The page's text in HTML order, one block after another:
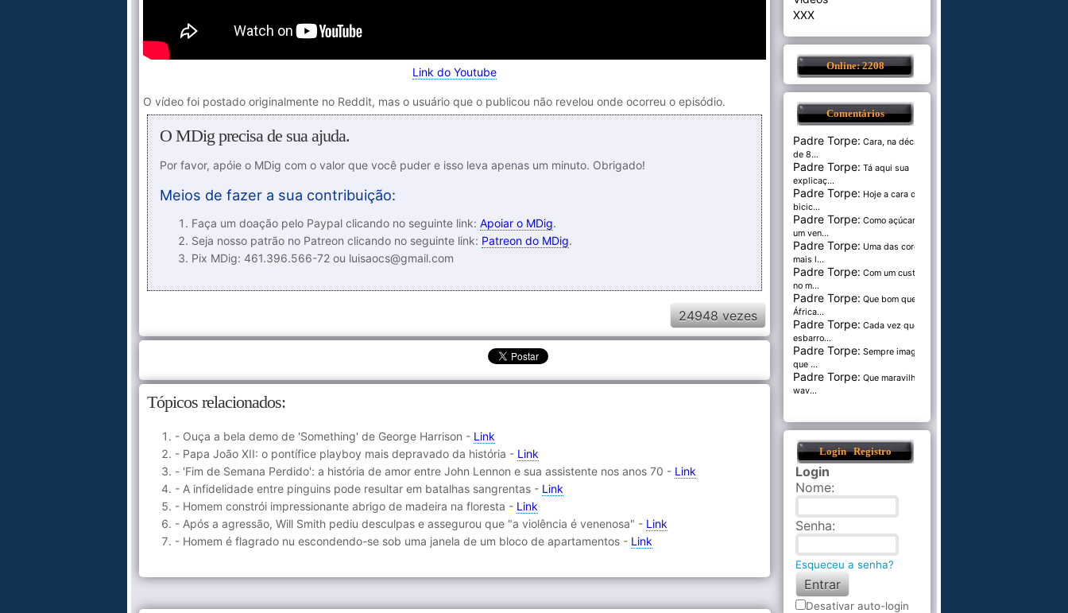
Link do Youtube
O vídeo foi postado originalmente no Reddit, mas o usuário que o publicou não revelou onde ocorreu o episódio.
O MDig precisa de sua ajuda.
Por favor, apóie o MDig com o valor que você puder e isso leva apenas um minuto. Obrigado!
Meios de fazer a sua contribuição:
Faça um doação pelo Paypal clicando no seguinte link: Apoiar o MDig.
Seja nosso patrão no Patreon clicando no seguinte link: Patreon do MDig.
Pix MDig: 461.396.566-72 ou luisaocs@gmail.com
24948 vezes
Tópicos relacionados:
- Ouça a bela demo de 'Something' de George Harrison - Link
- Papa João XII: o pontífice playboy mais depravado da história - Link
- 'Fim de Semana Perdido': a história de amor entre John Lennon e sua assistente nos anos 70 - Link
- A infidelidade entre pinguins pode resultar em batalhas sangrentas - Link
- Homem constrói impressionante abrigo de madeira na floresta - Link
- Após a agressão, Will Smith pediu desculpas e assegurou que "a violência é venenosa" - Link
- Homem é flagrado nu escondendo-se sob uma janela de um bloco de apartamentos - Link
XXX
Online: 2208
Comentários
Padre Torpe: Cara, na década
de 8...
Padre Torpe: Tá aqui sua
explicaç...
Padre Torpe: Hoje a cara de
bicic...
Padre Torpe: Como açúcar é
um ven...
Padre Torpe: Uma das cores
mais l...
Padre Torpe: Com um custo de
no m...
Padre Torpe: Que bom que a
África...
Padre Torpe: Cada vez que
esbarro...
Padre Torpe: Sempre imaginei
que ...
Padre Torpe: Que maravilha de
wav...
Login Registro
Login
Nome:
Senha:
Esqueceu a senha?
Desativar auto-login